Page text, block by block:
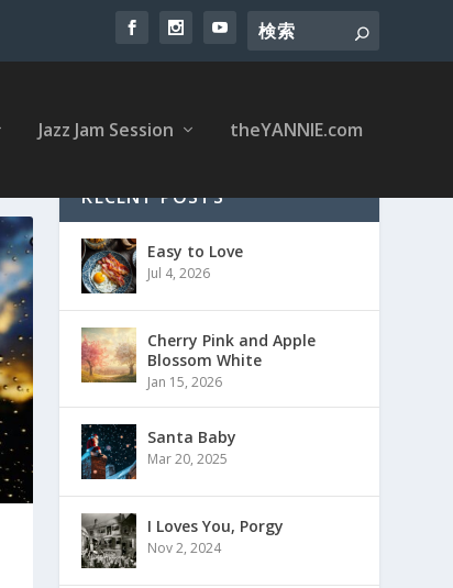
Jazz Jam Session theYANNIE.com
RECENT POSTS
Easy to Love
Jul 4, 2026
Cherry Pink and Apple
Blossom White
Jan 15, 2026
Santa Baby
Mar 20, 2025
I Loves You, Porgy
Nov 2, 2024